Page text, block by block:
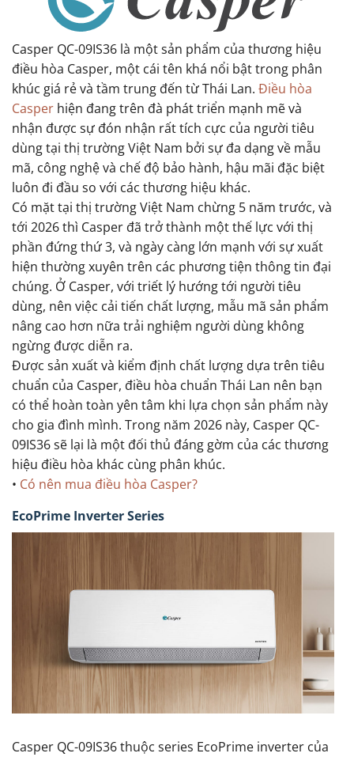
Casper QC-09IS36 là một sản phẩm của thương hiệu
điều hòa Casper, một cái tên khá nổi bật trong phân
khúc giá rẻ và tầm trung đến từ Thái Lan. Điều hòa
Casper hiện đang trên đà phát triển mạnh mẽ và
nhận được sự đón nhận rất tích cực của người tiêu
dùng tại thị trường Việt Nam bởi sự đa dạng về mẫu
mã, công nghệ và chế độ bảo hành, hậu mãi đặc biệt
luôn đi đầu so với các thương hiệu khác.
Có mặt tại thị trường Việt Nam chừng 5 năm trước, và
tới 2026 thì Casper đã trở thành một thế lực với thị
phần đứng thứ 3, và ngày càng lớn mạnh với sự xuất
hiện thường xuyên trên các phương tiện thông tin đại
chúng. Ở Casper, với triết lý hướng tới người tiêu
dùng, nên việc cải tiến chất lượng, mẫu mã sản phẩm
nâng cao hơn nữa trải nghiệm người dùng không
ngừng được diễn ra.
Được sản xuất và kiểm định chất lượng dựa trên tiêu
chuẩn của Casper, điều hòa chuẩn Thái Lan nên bạn
có thể hoàn toàn yên tâm khi lựa chọn sản phẩm này
cho gia đình mình. Trong năm 2026 này, Casper QC-
09IS36 sẽ lại là một đối thủ đáng gờm của các thương
hiệu điều hòa khác cùng phân khúc.
• Có nên mua điều hòa Casper?
EcoPrime Inverter Series
Casper QC-09IS36 thuộc series EcoPrime inverter của